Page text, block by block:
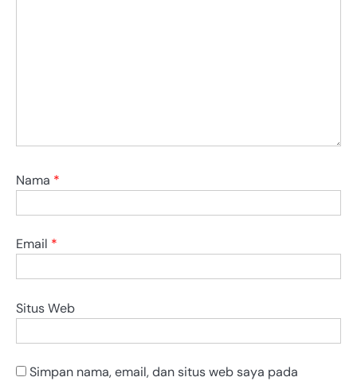
Nama *
Email *
Situs Web
Simpan nama, email, dan situs web saya pada